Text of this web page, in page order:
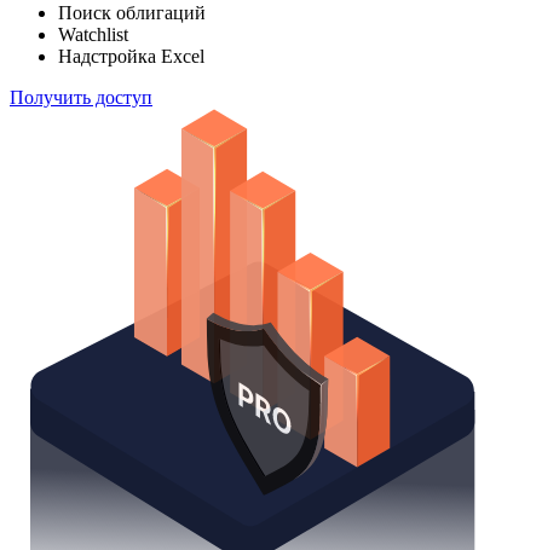
Поиск облигаций
Watchlist
Надстройка Excel
Получить доступ